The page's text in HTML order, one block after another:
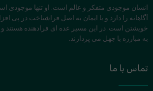
انسان موجودی متفکر و عالم است. او تنها موجودی
آگاهانه را دارد و با ایمان به اصل فراشناخت در پی
خویشتن است. در این مسیر عده ای فرادهنده هستند و
به مبارزه با جهل می پردازند.
تماس با ما